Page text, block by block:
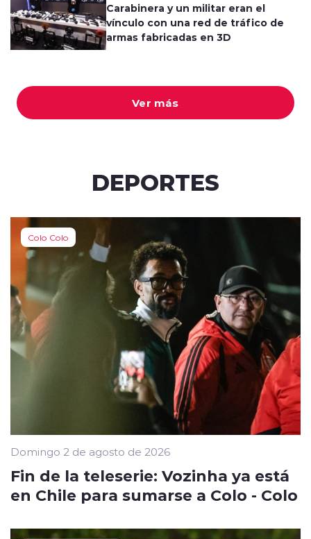
Ver más
Carabinera y un militar eran el
vínculo con una red de tráfico de
armas fabricadas en 3D
DEPORTES
Colo Colo
Domingo 2 de agosto de 2026
Fin de la teleserie: Vozinha ya está
en Chile para sumarse a Colo - Colo